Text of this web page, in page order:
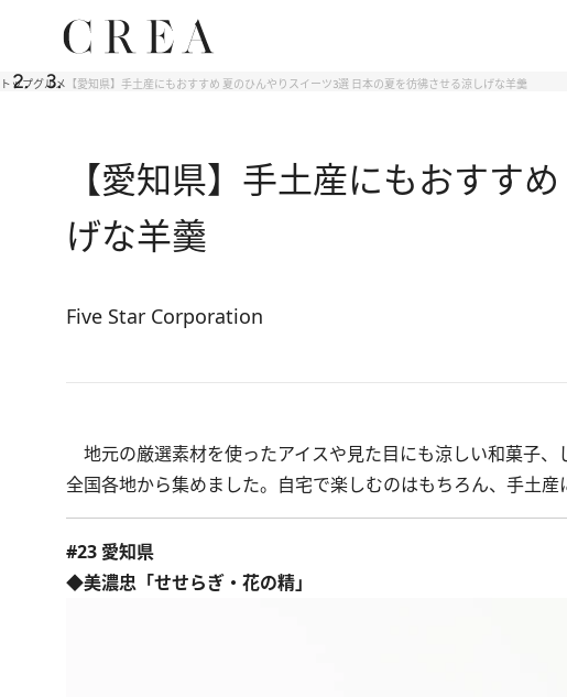
トップグルメ 【愛知県】手土産にもおすすめ 夏のひんやりスイーツ3選 日本の夏を彷彿させる涼しげな羊羹
【愛知県】手土産にもおすす
げな羊羹
Five Star Corporation
地元の厳選素材を使ったアイスや見た目にも涼しい和菓子
全国各地から集めました。自宅で楽しむのはもちろん、手土
#23 愛知県
◆美濃忠「せせらぎ・花の精」